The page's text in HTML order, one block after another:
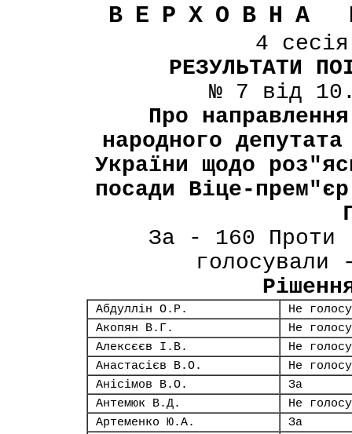
ВЕРХОВНА
4
РЕЗУЛЬТАТИ
№ 7 від
Про
народного
України щодо
посади Віце-
За - 160 Проти
Абдуллін О.Р.
Не
Акопян В.Г.
Не
Алексєєв І.В.
Не
Анастасієв В.О.
Не
Анісімов В.О.
За
Антемюк В.Д.
Не
Артеменко Ю.А.
За